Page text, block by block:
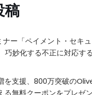
稿
ー「ペイメント・セキ
巧妙化する不正に対応す
を支援、800万突破の
る無料クーポンをプレゼ